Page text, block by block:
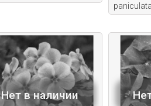
Нет в наличии